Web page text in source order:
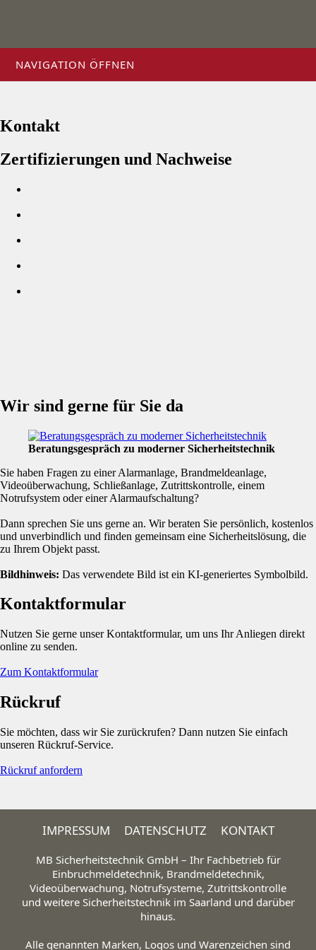
NAVIGATION ÖFFNEN
Kontakt
Zertifizierungen und Nachweise
Wir sind gerne für Sie da
Beratungsgespräch zu moderner Sicherheitstechnik
Sie haben Fragen zu einer Alarmanlage, Brandmeldeanlage,
Videoüberwachung, Schließanlage, Zutrittskontrolle, einem
Notrufsystem oder einer Alarmaufschaltung?
Dann sprechen Sie uns gerne an. Wir beraten Sie persönlich, kostenlos
und unverbindlich und finden gemeinsam eine Sicherheitslösung, die
zu Ihrem Objekt passt.
Bildhinweis: Das verwendete Bild ist ein KI-generiertes Symbolbild.
Kontaktformular
Nutzen Sie gerne unser Kontaktformular, um uns Ihr Anliegen direkt
online zu senden.
Zum Kontaktformular
Rückruf
Sie möchten, dass wir Sie zurückrufen? Dann nutzen Sie einfach
unseren Rückruf-Service.
Rückruf anfordern
IMPRESSUM DATENSCHUTZ KONTAKT
MB Sicherheitstechnik GmbH – Ihr Fachbetrieb für
Einbruchmeldetechnik, Brandmeldetechnik,
Videoüberwachung, Notrufsysteme, Zutrittskontrolle
und weitere Sicherheitstechnik im Saarland und darüber
hinaus.
Alle genannten Marken, Logos und Warenzeichen sind